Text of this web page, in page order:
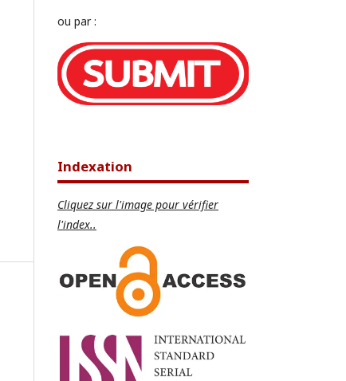
ou par :
Indexation
Cliquez sur l'image pour vérifier
l'index..